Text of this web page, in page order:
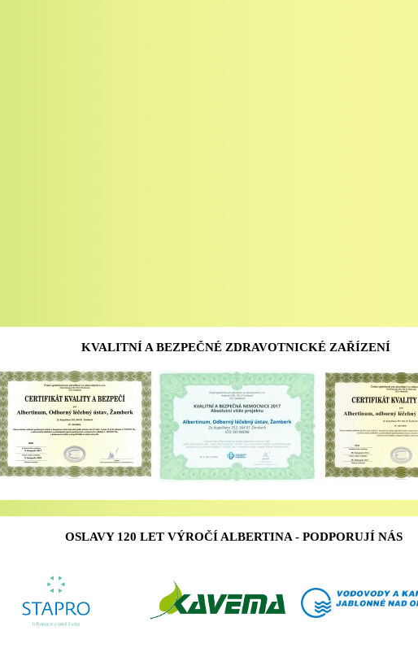
KVALITNÍ A BEZPEČNÉ ZDRAVOTNICKÉ ZAŘÍZENÍ
OSLAVY 120 LET VÝROČÍ ALBERTINA - PODPORUJÍ NÁS